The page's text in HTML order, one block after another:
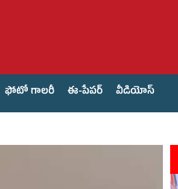
ఫోటో గాలరీ ఈ-పేపర్ వీడియోస్